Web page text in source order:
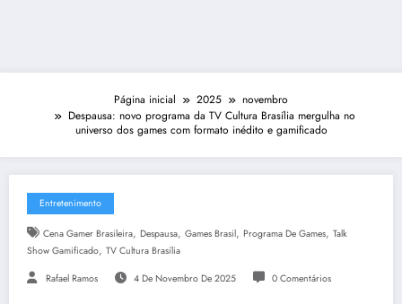
Página inicial 2025
novembro
Despausa: novo programa da TV Cultura Brasília mergulha no
universo dos games com formato inédito e gamificado
Entretenimento
Cena Gamer Brasileira, Despausa, Games Brasil, Programa De Games, Talk
Show Gamificado, TV Cultura Brasília
Rafael Ramos 4 De Novembro De 2025 0 Comentários